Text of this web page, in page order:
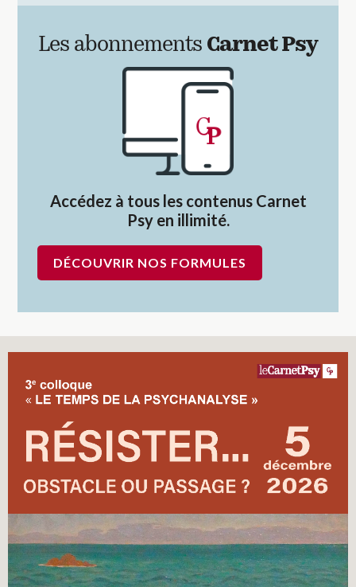
Les abonnements Carnet Psy
Accédez à tous les contenus Carnet
Psy en illimité.
DÉCOUVRIR NOS FORMULES